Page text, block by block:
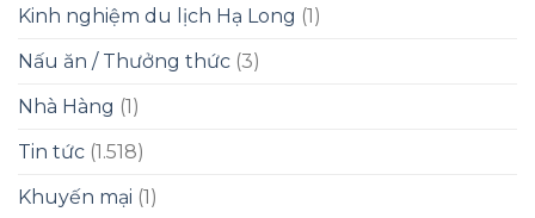
Kinh nghiệm du lịch Hạ Long (1)
Nấu ăn / Thưởng thức (3)
Nhà Hàng (1)
Tin tức (1.518)
Khuyến mại (1)